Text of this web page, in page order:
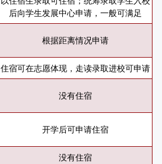
后向学生发展中心申请，一般可满足
根据距离情况申请
住宿可在志愿体现，走读录取进校可申请
没有住宿
开学后可申请住宿
没有住宿